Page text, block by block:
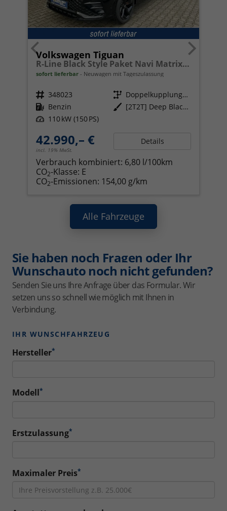
Volkswagen Tiguan
R-Line Black Style Paket Navi Matrix-LED ACC
sofort lieferbar Neuwagen mit Tageszulassung
Fahrzeugnr. 348023 Getriebe
Doppelkupplungsgetriebe (DSG)
Kraftstoff Benzin Außenfarbe
[2T2T] Deep Black Perleffekt
Leistung 110 kW (150 PS)
42.990,– €
incl. 19% MwSt.
Details
Verbrauch kombiniert: 6,80 l/100km
CO2-Klasse: E
CO2-Emissionen: 154,00 g/km
Alle Fahrzeuge
Sie haben noch Fragen oder Ihr
Wunschauto noch nicht gefunden?
Senden Sie uns Ihre Anfrage über das Formular. Wir
setzen uns so schnell wie möglich mit Ihnen in
Verbindung.
IHR WUNSCHFAHRZEUG
Hersteller*
Modell*
Erstzulassung*
Maximaler Preis*